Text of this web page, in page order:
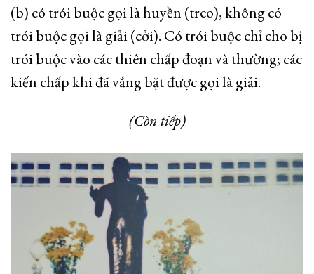
(b) có trói buộc gọi là huyền (treo), không có
trói buộc gọi là giải (cởi). Có trói buộc chỉ cho bị
trói buộc vào các thiên chấp đoạn và thường; các
kiến chấp khi đã vắng bặt được gọi là giải.
(Còn tiếp)